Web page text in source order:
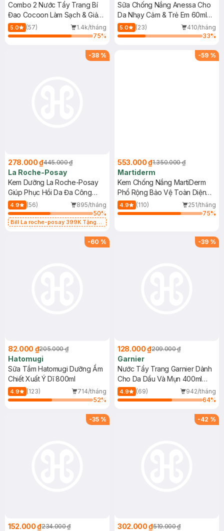
Combo 2 Nước Tẩy Trang Bí
Đao Cocoon Làm Sạch & Giảm
Dầu 500ml
5.0 (57)
1.4k/tháng
75%
Sữa Chống Nắng Anessa Cho
Da Nhạy Cảm & Trẻ Em 60ml
(Mới)
5.0 (23)
410/tháng
33%
-38 %
278.000 ₫445.000 ₫
La Roche-Posay
Kem Dưỡng La Roche-Posay
Giúp Phục Hồi Da Đa Công
Dụng 40ml
4.9 (56)
895/tháng
50%
Bill La roche-posay 399K Tặng
-59 %
553.000 ₫1.350.000 ₫
Martiderm
Kem Chống Nắng MartiDerm
Phổ Rộng Bảo Vệ Toàn Diện
40ml
4.9 (110)
251/tháng
75%
-60 %
82.000 ₫205.000 ₫
Hatomugi
Sữa Tắm Hatomugi Dưỡng Ẩm
Chiết Xuất Ý Dĩ 800ml
4.9 (123)
714/tháng
52%
-39 %
128.000 ₫209.000 ₫
Garnier
Nước Tẩy Trang Garnier Dành
Cho Da Dầu Và Mụn 400ml
(Mới)
4.9 (69)
942/tháng
64%
-35 %
152.000 ₫234.000 ₫
-42 %
302.000 ₫519.000 ₫